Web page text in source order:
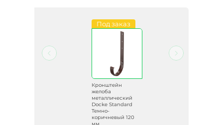
Под заказ
Кронштейн
желоба
металлический
Docke Standard
Темно-
коричневый 120